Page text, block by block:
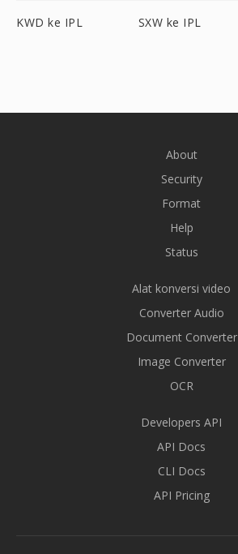
KWD ke IPL SXW ke IPL
About
Security
Format
Help
Status
Alat konversi video
Converter Audio
Document Converter
Image Converter
OCR
Developers API
API Docs
CLI Docs
API Pricing